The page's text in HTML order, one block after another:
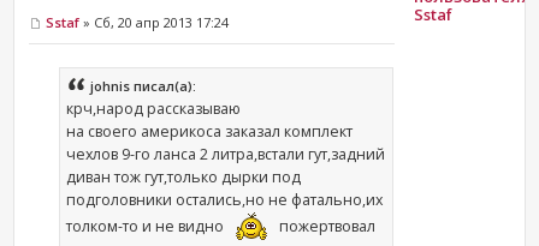
Sstaf » Сб, 20 апр 2013 17:24
johnis писал(а):
крч,народ рассказываю
на своего америкоса заказал комплект
чехлов 9-го ланса 2 литра,встали гут,задний
диван тож гут,только дырки под
подголовники остались,но не фатально,их
толком-то и не видно
пожертвовал
Sstaf